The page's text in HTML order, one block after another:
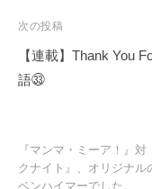
ビ
ゲ
ー
ン
次の投稿
【連載】Thank You
語㉝
『マンマ・ミーア！』対
クナイト』、オリジナル
ベンハイマーでした。